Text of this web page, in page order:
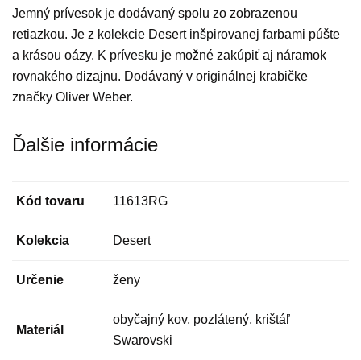
Jemný prívesok je dodávaný spolu zo zobrazenou
retiazkou. Je z kolekcie Desert inšpirovanej farbami púšte
a krásou oázy. K prívesku je možné zakúpiť aj náramok
rovnakého dizajnu. Dodávaný v originálnej krabičke
značky Oliver Weber.
Ďalšie informácie
Kód tovaru 11613RG
Kolekcia Desert
Určenie ženy
Materiál
obyčajný kov, pozlátený, krištáľ
Swarovski